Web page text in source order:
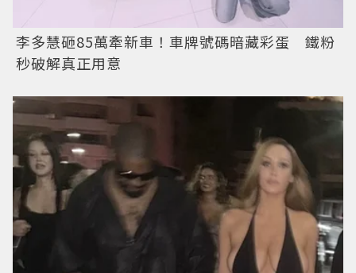
李多慧砸85萬牽新車！車牌號碼暗藏彩蛋 鐵粉
秒破解真正用意